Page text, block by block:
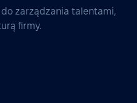
zarządzania talentami,
firmy.